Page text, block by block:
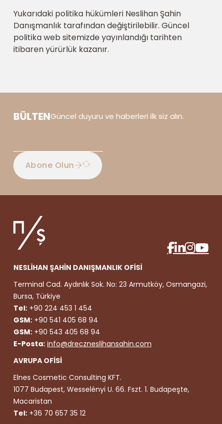
Yukarıdaki politika hükümleri Neslihan Şahin
Danışmanlık tarafından değiştirilebilir. Güncel
politika web sitemizde yayınlandığı tarihten
itibaren yürürlük kazanır.
BÜLTENGüncel duyuru ve haberleri ilk siz alın.
Abone Olun
NESLİHAN ŞAHİN DANIŞMANLIK OFİSİ
Terminal Cad. Aydınlık Sok. No: 23 Armutköy, Osmangazi,
Bursa, Türkiye
Tel:+90 224 453 1 454
GSM:+90 541 405 68 94
GSM:+90 543 405 68 94
E-Posta: info@dreczneslihansahin.com
AVRUPA OFİSİ
Elnes Cosmetic Consulting KFT.
1077 Budapest, Wesselényi U. 66. Fszt. 1. Budapeşte,
Macaristan
Tel:+36 70 657 35 12